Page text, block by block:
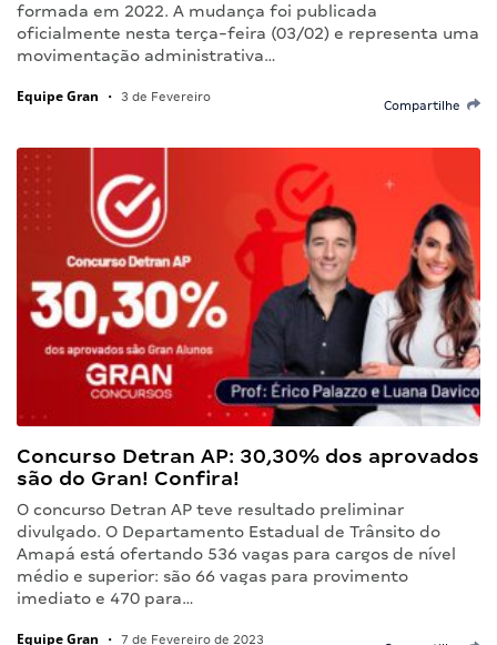
formada em 2022. A mudança foi publicada
oficialmente nesta terça-feira (03/02) e representa uma
movimentação administrativa…
Equipe Gran • 3 de Fevereiro
Compartilhe
Concurso Detran AP: 30,30% dos aprovados
são do Gran! Confira!
O concurso Detran AP teve resultado preliminar
divulgado. O Departamento Estadual de Trânsito do
Amapá está ofertando 536 vagas para cargos de nível
médio e superior: são 66 vagas para provimento
imediato e 470 para…
Equipe Gran • 7 de Fevereiro de 2023